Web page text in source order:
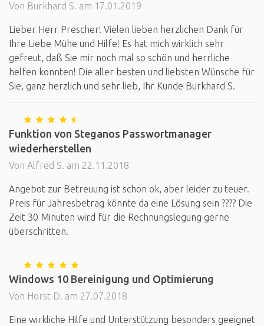
Von Burkhard S. am 17.01.2019
Lieber Herr Prescher! Vielen lieben herzlichen Dank für
Ihre Liebe Mühe und Hilfe! Es hat mich wirklich sehr
gefreut, daß Sie mir noch mal so schön und herrliche
helfen konnten! Die aller besten und liebsten Wünsche für
Sie, ganz herzlich und sehr lieb, Ihr Kunde Burkhard S.
Funktion von Steganos Passwortmanager
wiederherstellen
Von Alfred S. am 22.11.2018
Angebot zur Betreuung ist schon ok, aber leider zu teuer.
Preis für Jahresbetrag könnte da eine Lösung sein ???? Die
Zeit 30 Minuten wird für die Rechnungslegung gerne
überschritten.
Windows 10 Bereinigung und Optimierung
Von Horst D. am 27.07.2018
Eine wirkliche Hilfe und Unterstützung besonders geeignet